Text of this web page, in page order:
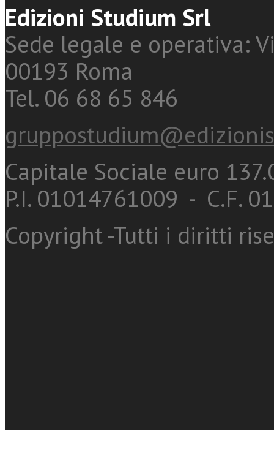
Edizioni Studium Srl
Sede legale e operativa:
00193 Roma
Tel. 06 68 65 846
Capitale Sociale euro
P.I. 01014761009 - C.F.
Copyright -Tutti i diritti